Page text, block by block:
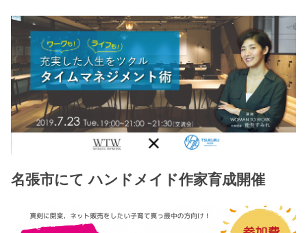
名張市にて ハンドメイド作家育成開催